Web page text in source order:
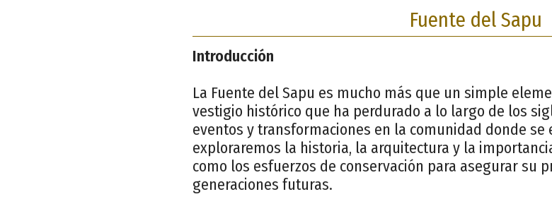
Fuente del Sapu
Introducción
La Fuente del Sapu es mucho más que un simple
vestigio histórico que ha perdurado a lo largo de los
eventos y transformaciones en la comunidad donde se
exploraremos la historia, la arquitectura y la
como los esfuerzos de conservación para asegurar su
generaciones futuras.